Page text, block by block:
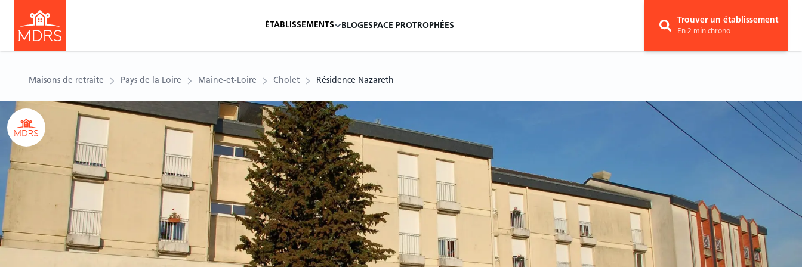
ÉTABLISSEMENTS BLOGESPACE PROTROPHÉES
Trouver un établissement
En 2 min chrono
Maisons de retraite Pays de la Loire Maine-et-Loire Cholet Résidence Nazareth
le carousel